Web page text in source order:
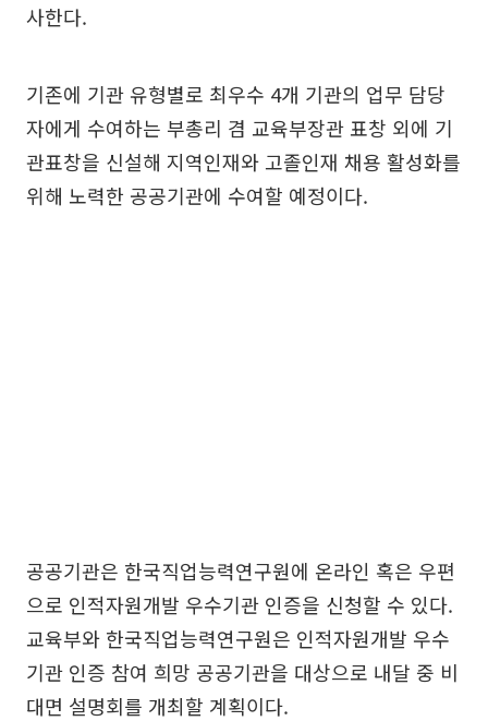
사한다.
기존에 기관 유형별로 최우수 4개 기관의 업무 담당
자에게 수여하는 부총리 겸 교육부장관 표창 외에 기
관표창을 신설해 지역인재와 고졸인재 채용 활성화를
위해 노력한 공공기관에 수여할 예정이다.
공공기관은 한국직업능력연구원에 온라인 혹은 우편
으로 인적자원개발 우수기관 인증을 신청할 수 있다.
교육부와 한국직업능력연구원은 인적자원개발 우수
기관 인증 참여 희망 공공기관을 대상으로 내달 중 비
대면 설명회를 개최할 계획이다.